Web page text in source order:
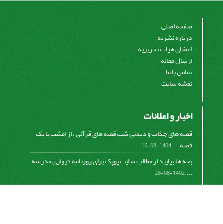
صفحه اصلی
درباره نشریه
اعضای هیات تحریریه
ارسال مقاله
تماس با ما
نقشه سایت
اخبار و اعلانات
قصه های جذاب و دیدنی شب قصه های قرآنی ، از امشب با یک
قصه ...1404-08-16
بچه ها بیایید از مطالب سایت پوپک برای روزنامه دیواری مدرسه
...
1402-08-28